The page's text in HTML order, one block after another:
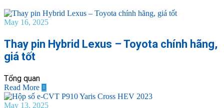
May 16, 2025
Thay pin Hybrid Lexus – Toyota chính hãng,
giá tốt
Tổng quan
Read More
May 13, 2025